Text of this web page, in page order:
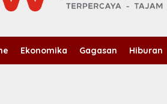
Ekonomika Gagasan Hiburan